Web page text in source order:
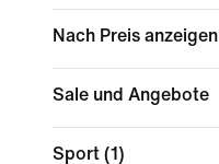
Nach Preis anzeigen
Sale und Angebote
Sport (1)